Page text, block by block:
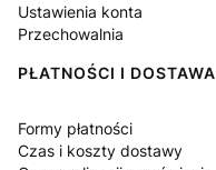
Ustawienia konta
Przechowalnia
PŁATNOŚCI I DOSTAWA
Formy płatności
Czas i koszty dostawy